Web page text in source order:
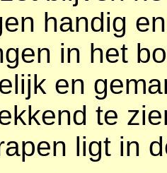
handig
in het
en
te
ligt in